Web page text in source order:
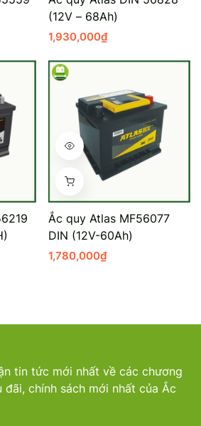
(12V – 68Ah)
1,930,000₫
Ắc quy Atlas MF56077
DIN (12V-60Ah)
1,780,000₫
tin tức mới nhất về các chương
đãi, chính sách mới nhất của Ắc